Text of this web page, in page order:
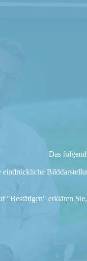
Das
"Bestätigen" erklären Sie,